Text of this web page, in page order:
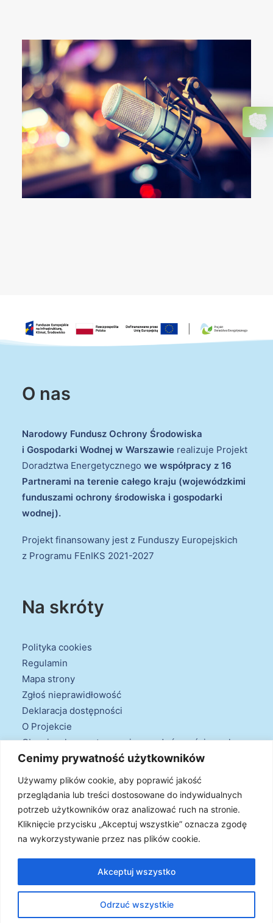
Cenimy prywatność użytkowników
Używamy plików cookie, aby poprawić jakość
przeglądania lub treści dostosowane do indywidualnych
potrzeb użytkowników oraz analizować ruch na stronie.
Kliknięcie przycisku „Akceptuj wszystkie” oznacza zgodę
na wykorzystywanie przez nas plików cookie.
Odrzuć wszystkie
Akceptuj wszystko
O nas
Narodowy Fundusz Ochrony Środowiska
i Gospodarki Wodnej w Warszawie realizuje Projekt
Doradztwa Energetycznego we współpracy z 16
Partnerami na terenie całego kraju (wojewódzkimi
funduszami ochrony środowiska i gospodarki
wodnej).
Projekt finansowany jest z Funduszy Europejskich
z Programu FEnIKS 2021-2027
Na skróty
Polityka cookies
Regulamin
Mapa strony
Zgłoś nieprawidłowość
Deklaracja dostępności
O Projekcie
Obowiązek przestrzegania zasad równościowych
oraz warunków podstawowych
Klauzule informacyjne
zastrzeżone